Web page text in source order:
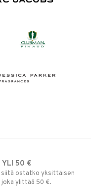
YLI 50 €
siitä ostatko yksittäisen
ylittää 50 €.